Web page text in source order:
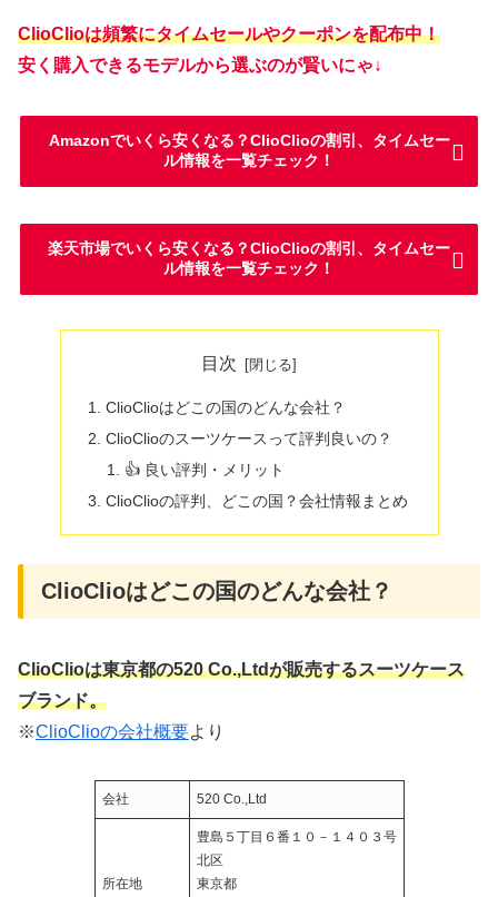
ClioClioは頻繁にタイムセールやクーポンを配布中！
安く購入できるモデルから選ぶのが賢いにゃ↓
Amazonでいくら安くなる？ClioClioの割引、タイムセー
ル情報を一覧チェック！
楽天市場でいくら安くなる？ClioClioの割引、タイムセー
ル情報を一覧チェック！
目次
ClioClioはどこの国のどんな会社？
ClioClioのスーツケースって評判良いの？
👍 良い評判・メリット
ClioClioの評判、どこの国？会社情報まとめ
ClioClioはどこの国のどんな会社？
ClioClioは東京都の520 Co.,Ltdが販売するスーツケース
ブランド。
※ClioClioの会社概要より
会社 520 Co.,Ltd
所在地
豊島５丁目６番１０－１４０３号
北区
東京都